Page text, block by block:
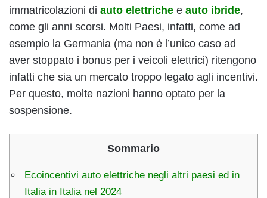
immatricolazioni di auto elettriche e auto ibride,
come gli anni scorsi. Molti Paesi, infatti, come ad
esempio la Germania (ma non è l’unico caso ad
aver stoppato i bonus per i veicoli elettrici) ritengono
infatti che sia un mercato troppo legato agli incentivi.
Per questo, molte nazioni hanno optato per la
sospensione.
Sommario
Ecoincentivi auto elettriche negli altri paesi ed in
Italia in Italia nel 2024